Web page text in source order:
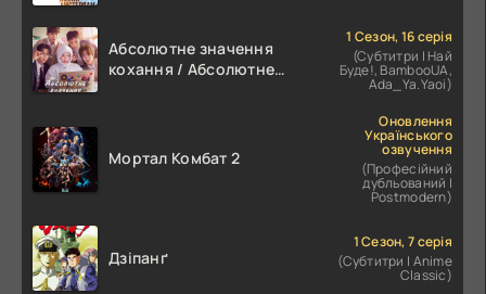
Абсолютне значення
кохання / Абсолютне
1 Сезон, 16 серія
(Субтитри | Най
Буде!, BambooUA,
Ada_Ya.Yaoi)
Мортал Комбат 2
Оновлення
Українського
озвучення
(Професійний
дубльований |
Postmodern)
Дзіпанґ
1 Сезон, 7 серія
(Субтитри | Anime
Classic)